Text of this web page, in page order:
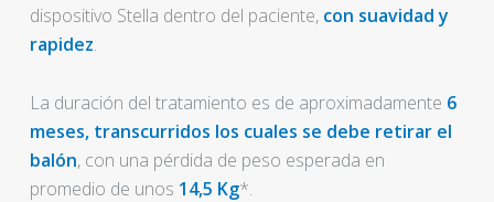
dispositivo Stella dentro del paciente, con suavidad y
rapidez.
La duración del tratamiento es de aproximadamente 6
meses, transcurridos los cuales se debe retirar el
balón, con una pérdida de peso esperada en
promedio de unos 14,5 Kg*.